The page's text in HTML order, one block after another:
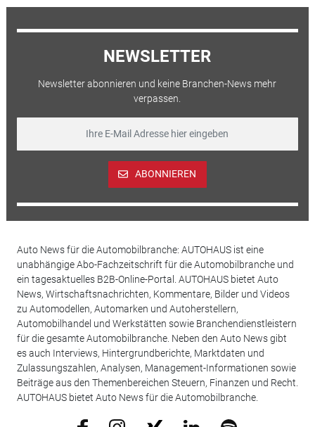
NEWSLETTER
Newsletter abonnieren und keine Branchen-News mehr
verpassen.
ABONNIEREN
Auto News für die Automobilbranche: AUTOHAUS ist eine
unabhängige Abo-Fachzeitschrift für die Automobilbranche und
ein tagesaktuelles B2B-Online-Portal. AUTOHAUS bietet Auto
News, Wirtschaftsnachrichten, Kommentare, Bilder und Videos
zu Automodellen, Automarken und Autoherstellern,
Automobilhandel und Werkstätten sowie Branchendienstleistern
für die gesamte Automobilbranche. Neben den Auto News gibt
es auch Interviews, Hintergrundberichte, Marktdaten und
Zulassungszahlen, Analysen, Management-Informationen sowie
Beiträge aus den Themenbereichen Steuern, Finanzen und Recht.
AUTOHAUS bietet Auto News für die Automobilbranche.